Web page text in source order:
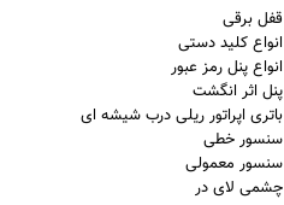
قفل برقی
انواع کلید دستی
انواع پنل رمز عبور
پنل اثر انگشت
باتری اپراتور ریلی درب شیشه ای
سنسور خطی
سنسور معمولی
چشمی لای در